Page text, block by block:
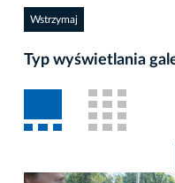
Wstrzymaj
Typ wyświetlania